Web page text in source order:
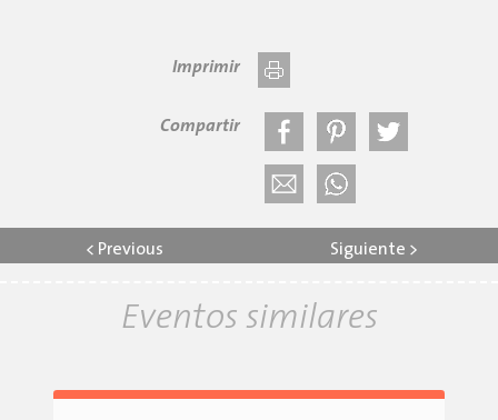
Imprimir
Compartir
< Previous Siguiente >
Eventos similares